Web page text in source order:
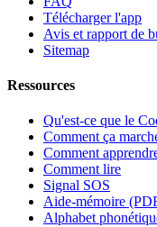
Télécharger l'app
Avis et rapport de
Sitemap
Ressources
Qu'est-ce que le
Comment ça
Comment
Comment lire
Signal SOS
Aide-mémoire
Alphabet